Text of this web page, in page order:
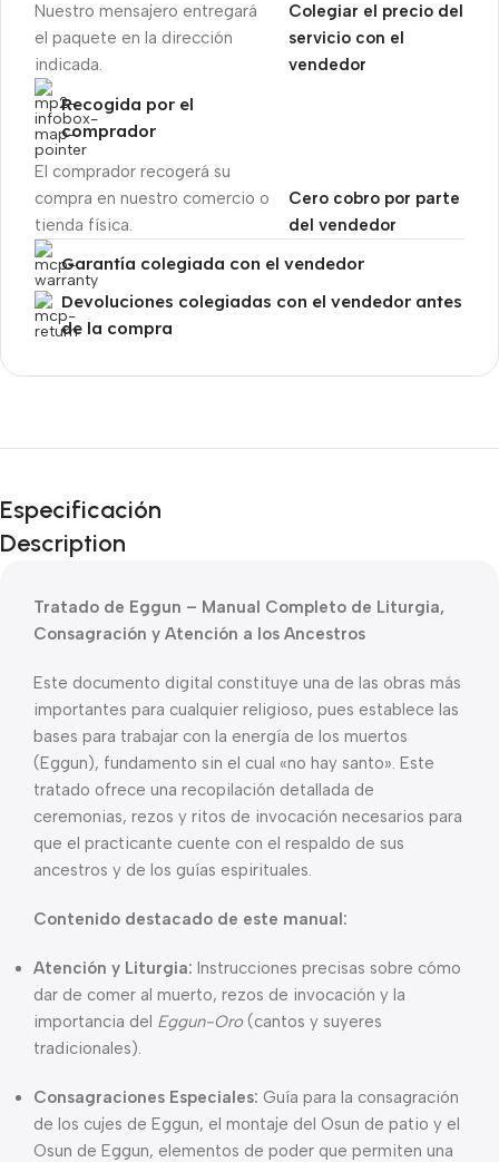
Nuestro mensajero entregará
el paquete en la dirección
indicada.
Colegiar el precio del
servicio con el
vendedor
Recogida por el
comprador
El comprador recogerá su
compra en nuestro comercio o
tienda física.
Cero cobro por parte
del vendedor
Garantía colegiada con el vendedor
Devoluciones colegiadas con el vendedor antes
de la compra
Unbeatable offers
Blowout!
Especificación
Description
Tratado de Eggun – Manual Completo de Liturgia,
Consagración y Atención a los Ancestros
Este documento digital constituye una de las obras más
importantes para cualquier religioso, pues establece las
bases para trabajar con la energía de los muertos
(Eggun), fundamento sin el cual «no hay santo». Este
tratado ofrece una recopilación detallada de
ceremonias, rezos y ritos de invocación necesarios para
que el practicante cuente con el respaldo de sus
ancestros y de los guías espirituales.
Contenido destacado de este manual:
Atención y Liturgia: Instrucciones precisas sobre cómo
dar de comer al muerto, rezos de invocación y la
importancia del Eggun-Oro(cantos y suyeres
tradicionales).
Consagraciones Especiales: Guía para la consagración
de los cujes de Eggun, el montaje del Osun de patio y el
Osun de Eggun, elementos de poder que permiten una